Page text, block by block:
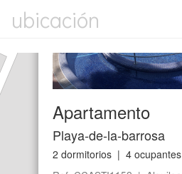
ubicación
Apartamento
Playa-de-la-barrosa
2 dormitorios | 4 ocupantes